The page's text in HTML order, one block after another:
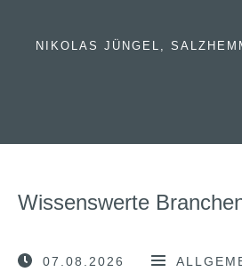
NIKOLAS JÜNGEL,
Wissenswerte
07.08.2026